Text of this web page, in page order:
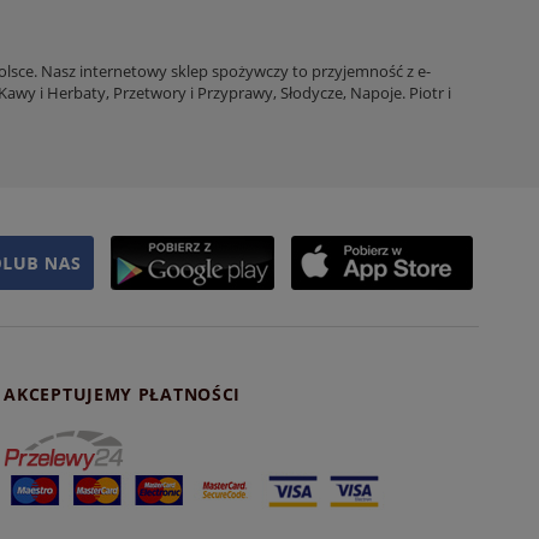
Nasz internetowy sklep spożywczy to przyjemność z e-
i Herbaty, Przetwory i Przyprawy, Słodycze, Napoje. Piotr i
AKCEPTUJEMY PŁATNOŚCI